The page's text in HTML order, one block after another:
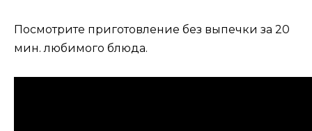
Посмотрите приготовление без выпечки за 20
мин. любимого блюда.